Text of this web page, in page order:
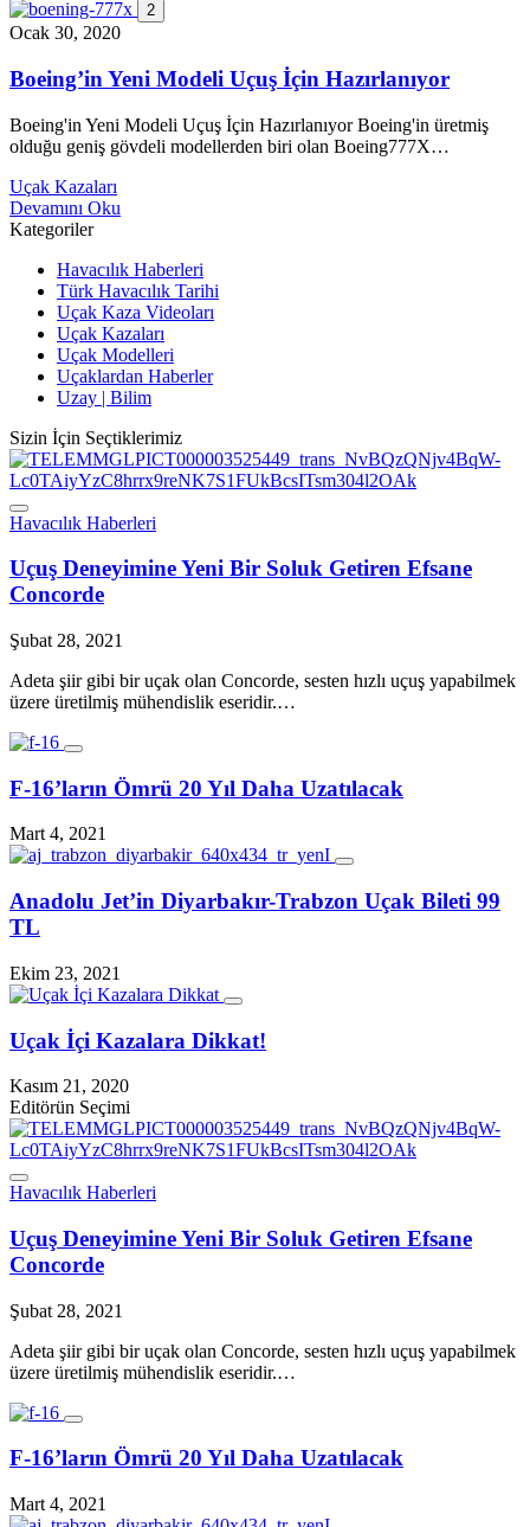
2
Ocak 30, 2020
Boeing’in Yeni Modeli Uçuş İçin Hazırlanıyor
Boeing'in Yeni Modeli Uçuş İçin Hazırlanıyor Boeing'in üretmiş
olduğu geniş gövdeli modellerden biri olan Boeing777X…
Uçak Kazaları
Devamını Oku
Kategoriler
Havacılık Haberleri
Türk Havacılık Tarihi
Uçak Kaza Videoları
Uçak Kazaları
Uçak Modelleri
Uçaklardan Haberler
Uzay | Bilim
Sizin İçin Seçtiklerimiz
Havacılık Haberleri
Uçuş Deneyimine Yeni Bir Soluk Getiren Efsane
Concorde
Şubat 28, 2021
Adeta şiir gibi bir uçak olan Concorde, sesten hızlı uçuş yapabilmek
üzere üretilmiş mühendislik eseridir.…
F-16’ların Ömrü 20 Yıl Daha Uzatılacak
Mart 4, 2021
Anadolu Jet’in Diyarbakır-Trabzon Uçak Bileti 99
TL
Ekim 23, 2021
Uçak İçi Kazalara Dikkat!
Kasım 21, 2020
Editörün Seçimi
Havacılık Haberleri
Uçuş Deneyimine Yeni Bir Soluk Getiren Efsane
Concorde
Şubat 28, 2021
Adeta şiir gibi bir uçak olan Concorde, sesten hızlı uçuş yapabilmek
üzere üretilmiş mühendislik eseridir.…
F-16’ların Ömrü 20 Yıl Daha Uzatılacak
Mart 4, 2021